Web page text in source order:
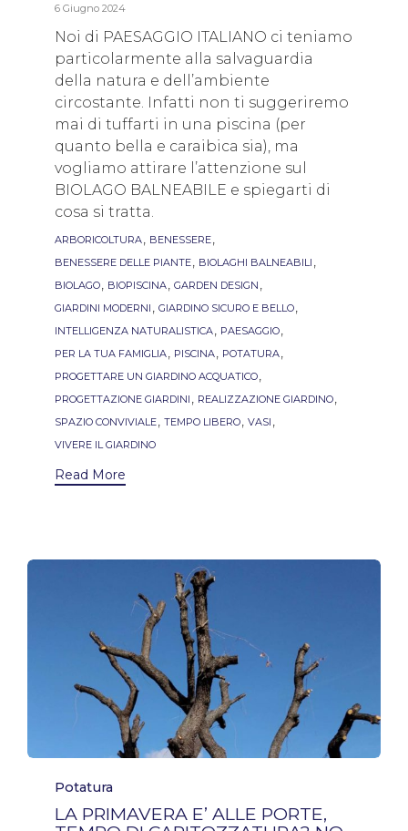
6 Giugno 2024
Noi di PAESAGGIO ITALIANO ci teniamo
particolarmente alla salvaguardia
della natura e dell’ambiente
circostante. Infatti non ti suggeriremo
mai di tuffarti in una piscina (per
quanto bella e caraibica sia), ma
vogliamo attirare l’attenzione sul
BIOLAGO BALNEABILE e spiegarti di
cosa si tratta.
Tags
ARBORICOLTURA, BENESSERE,
BENESSERE DELLE PIANTE, BIOLAGHI BALNEABILI ,
BIOLAGO, BIOPISCINA, GARDEN DESIGN ,
GIARDINI MODERNI , GIARDINO SICURO E BELLO,
INTELLIGENZA NATURALISTICA, PAESAGGIO,
PER LA TUA FAMIGLIA, PISCINA, POTATURA,
PROGETTARE UN GIARDINO ACQUATICO,
PROGETTAZIONE GIARDINI , REALIZZAZIONE GIARDINO,
SPAZIO CONVIVIALE, TEMPO LIBERO, VASI ,
VIVERE IL GIARDINO
Read More
Category
Potatura
LA PRIMAVERA E’ ALLE PORTE,